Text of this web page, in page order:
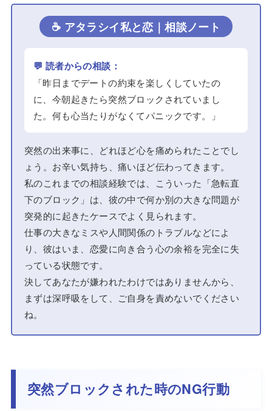
☕ アタラシイ私と恋｜相談ノート
💬 読者からの相談：
「昨日までデートの約束を楽しくしていたの
に、今朝起きたら突然ブロックされていまし
た。何も心当たりがなくてパニックです。」
突然の出来事に、どれほど心を痛められたことでし
ょう。お辛い気持ち、痛いほど伝わってきます。
私のこれまでの相談経験では、こういった「急転直
下のブロック」は、彼の中で何か別の大きな問題が
突発的に起きたケースでよく見られます。
仕事の大きなミスや人間関係のトラブルなどによ
り、彼はいま、恋愛に向き合う心の余裕を完全に失
っている状態です。
決してあなたが嫌われたわけではありませんから、
まずは深呼吸をして、ご自身を責めないでください
ね。
突然ブロックされた時のNG行動